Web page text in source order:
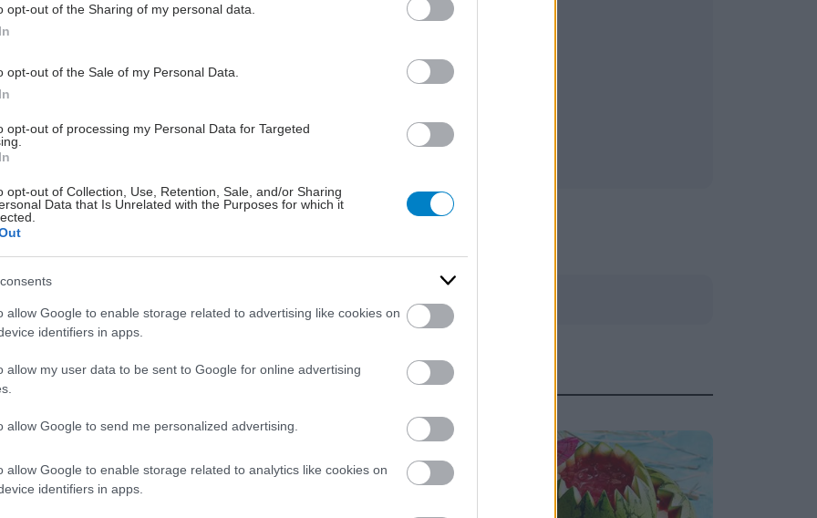
opt-out of the Sharing of my personal data.
opt-out of the Sale of my Personal Data.
opt-out of processing my Personal Data for Targeted
opt-out of Collection, Use, Retention, Sale, and/or Sharing
Data that Is Unrelated with the Purposes for which it
allow Google to enable storage related to advertising like cookies on
identifiers in apps.
allow my user data to be sent to Google for online advertising
allow Google to send me personalized advertising.
allow Google to enable storage related to analytics like cookies on
identifiers in apps.